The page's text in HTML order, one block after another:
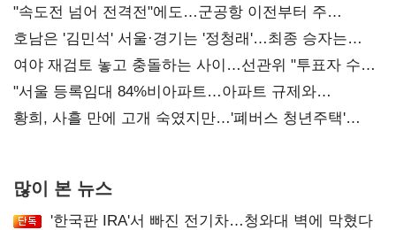
"속도전 넘어 전격전"에도…군공항 이전부터 주
52시간까지 '뇌관'
호남은 '김민석' 서울·경기는 '정청래'…최종 승자는
'안갯속'
여야 재검토 놓고 충돌하는 사이…선관위 "투표자 수
오차 당연"
"서울 등록임대 84%비아파트…아파트 규제와
달리해야"
황희, 사흘 만에 고개 숙였지만…'폐버스 청년주택'
많이 본 뉴스
'한국판 IRA'서 빠진 전기차…청와대 벽에 막혔다